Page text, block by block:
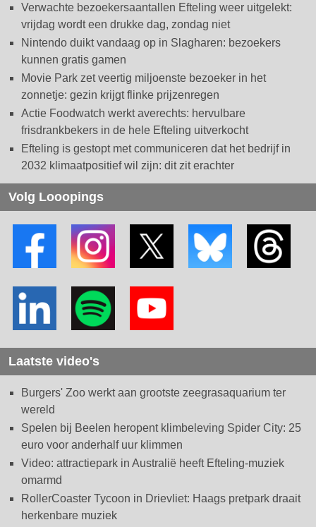
Verwachte bezoekersaantallen Efteling weer uitgelekt:
vrijdag wordt een drukke dag, zondag niet
Nintendo duikt vandaag op in Slagharen: bezoekers
kunnen gratis gamen
Movie Park zet veertig miljoenste bezoeker in het
zonnetje: gezin krijgt flinke prijzenregen
Actie Foodwatch werkt averechts: hervulbare
frisdrankbekers in de hele Efteling uitverkocht
Efteling is gestopt met communiceren dat het bedrijf in
2032 klimaatpositief wil zijn: dit zit erachter
Volg Looopings
Laatste video's
Burgers' Zoo werkt aan grootste zeegrasaquarium ter
wereld
Spelen bij Beelen heropent klimbeleving Spider City: 25
euro voor anderhalf uur klimmen
Video: attractiepark in Australië heeft Efteling-muziek
omarmd
RollerCoaster Tycoon in Drievliet: Haags pretpark draait
herkenbare muziek